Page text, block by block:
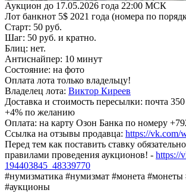
Аукцион до 17.05.2026 года 22:00 МСК
Лот банкнот 5$ 2021 года (номера по
Старт: 50 руб.
Шаг: 50 руб. и кратно.
Блиц: нет.
Антиснайпер: 10 минут
Состояние: на фото
Оплата лота только владельцу!
Владелец лота: Виктор Киреев
Доставка и стоимость пересылки: почта
+4% по желанию
Оплата: на карту Озон Банка по номеру
Ссылка на отзывы продавца: https://vk.com/
Перед тем как поставить ставку
правилами проведения аукционов! - https://
194403845_48339770
#нумизматика #нумизмат #монета #монеты
#аукционы